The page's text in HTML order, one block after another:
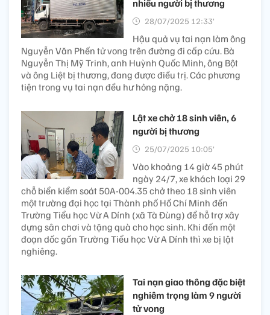
nhiều người bị thương
28/07/2025 12:33’
Hậu quả vụ tai nạn làm ông
Nguyễn Văn Phến tử vong trên đường đi cấp cứu. Bà
Nguyễn Thị Mỹ Trinh, anh Huỳnh Quốc Minh, ông Bột
và ông Liệt bị thương, đang được điều trị. Các phương
tiện trong vụ tai nạn đều hư hỏng nặng.
Lật xe chở 18 sinh viên, 6
người bị thương
25/07/2025 10:05’
Vào khoảng 14 giờ 45 phút
ngày 24/7, xe khách loại 29
chỗ biển kiểm soát 50A-004.35 chở theo 18 sinh viên
một trường đại học tại Thành phố Hồ Chí Minh đến
Trường Tiểu học Vừ A Dính (xã Tà Đùng) để hỗ trợ xây
dựng sân chơi và tặng quà cho học sinh. Khi đến một
đoạn dốc gần Trường Tiểu học Vừ A Dính thì xe bị lật
nghiêng.
Tai nạn giao thông đặc biệt
nghiêm trọng làm 9 người
tử vong